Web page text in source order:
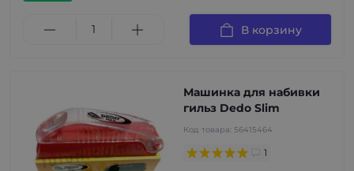
В корзину
Машинка для набивки
гильз Dedo Slim
Код товара: 56415464
1